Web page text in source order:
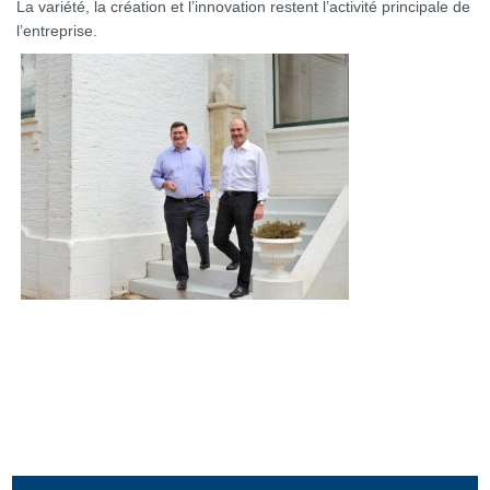
La variété, la création et l’innovation restent l’activité principale de
l’entreprise.